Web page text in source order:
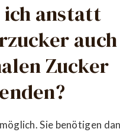
ich anstatt
auch
Zucker
Sie benötigen